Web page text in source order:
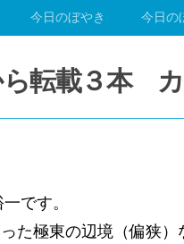
今日のぼやき 今日の
ら転載３本
です。
た極東の辺境（偏狭